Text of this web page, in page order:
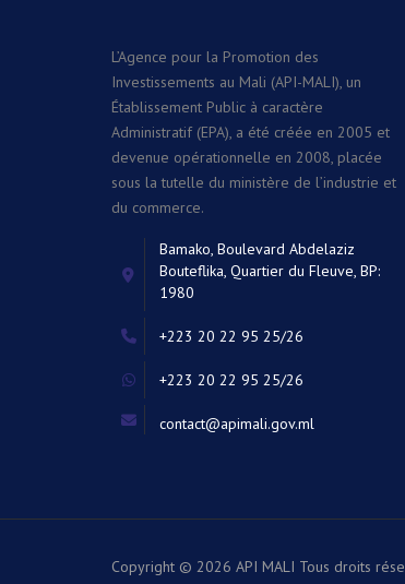
L’Agence pour la Promotion des
Investissements au Mali (API-MALI), un
Établissement Public à caractère
Administratif (EPA), a été créée en 2005 et
devenue opérationnelle en 2008, placée
sous la tutelle du ministère de l’industrie et
du commerce.
Bamako, Boulevard Abdelaziz
Bouteflika, Quartier du Fleuve, BP:
1980
+223 20 22 95 25/26
+223 20 22 95 25/26
contact@apimali.gov.ml
Copyright © 2026 API MALI Tous droits